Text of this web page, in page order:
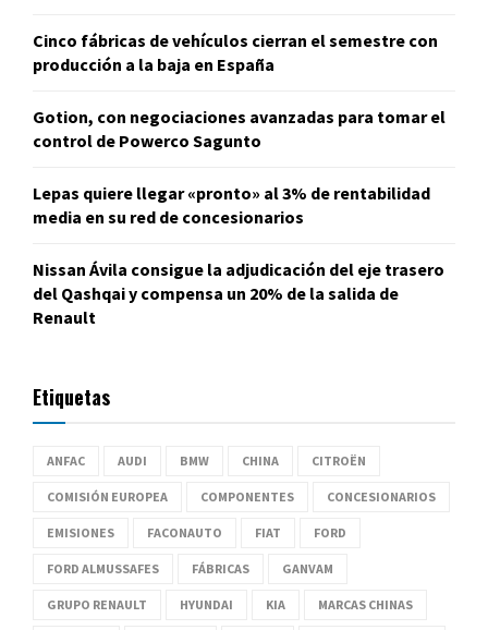
Cinco fábricas de vehículos cierran el semestre con
producción a la baja en España
Gotion, con negociaciones avanzadas para tomar el
control de Powerco Sagunto
Lepas quiere llegar «pronto» al 3% de rentabilidad
media en su red de concesionarios
Nissan Ávila consigue la adjudicación del eje trasero
del Qashqai y compensa un 20% de la salida de
Renault
Etiquetas
ANFAC AUDI BMW CHINA CITROËN
COMISIÓN EUROPEA COMPONENTES CONCESIONARIOS
EMISIONES FACONAUTO FIAT FORD
FORD ALMUSSAFES FÁBRICAS GANVAM
GRUPO RENAULT HYUNDAI KIA MARCAS CHINAS